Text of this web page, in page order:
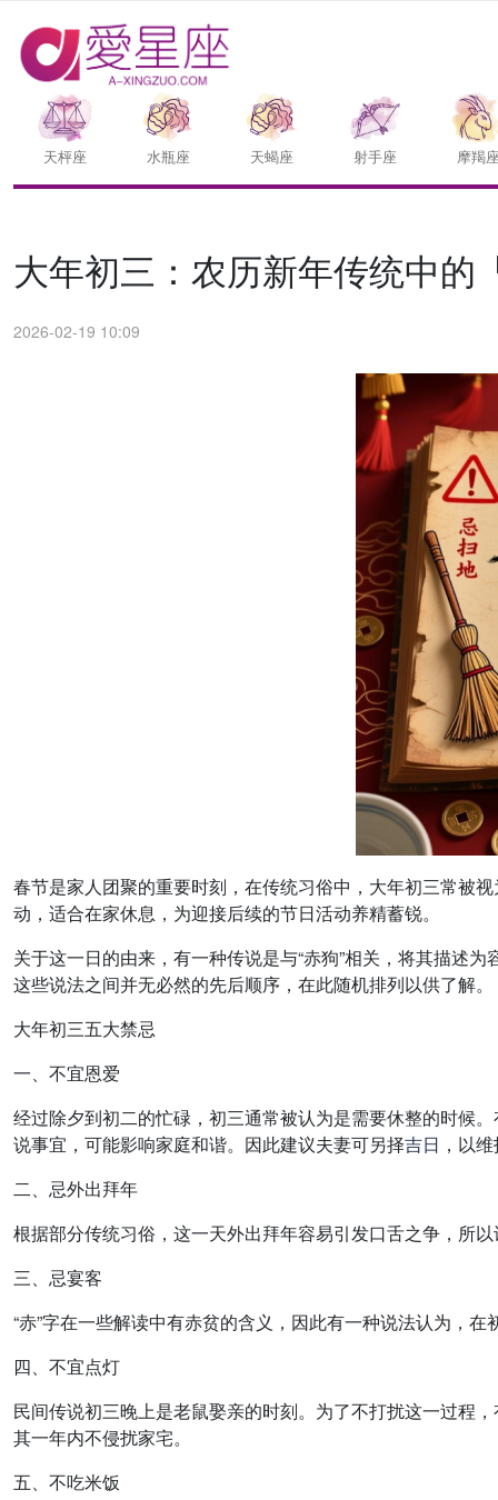
天枰座 水瓶座 天蝎座 射手座 摩羯
大年初三：农历新年传统中的
2026-02-19 10:09
春节是家人团聚的重要时刻，在传统习俗中，大年初三常被
动，适合在家休息，为迎接后续的节日活动养精蓄锐。
关于这一日的由来，有一种传说是与“赤狗”相关，将其描述
这些说法之间并无必然的先后顺序，在此随机排列以供了解。
大年初三五大禁忌
一、不宜恩爱
经过除夕到初二的忙碌，初三通常被认为是需要休整的时候
说事宜，可能影响家庭和谐。因此建议夫妻可另择吉日 ，以
二、忌外出拜年
根据部分传统习俗，这一天外出拜年容易引发口舌之争，所
三、忌宴客
“赤”字在一些解读中有赤贫的含义，因此有一种说法认为，
四、不宜点灯
民间传说初三晚上是老鼠娶亲的时刻。为了不打扰这一过程
其一年内不侵扰家宅。
五、不吃米饭